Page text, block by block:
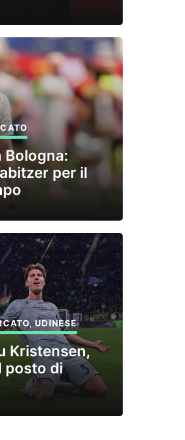
Bologna:
per il
,UDINESE
Kristensen,
posto di